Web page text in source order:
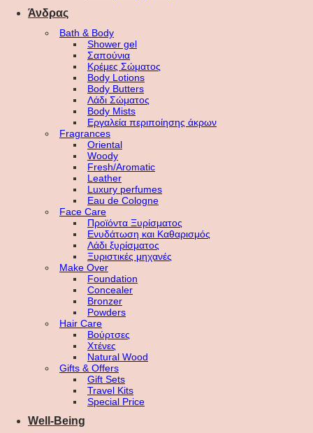
Άνδρας
Bath & Body
Shower gel
Σαπούνια
Κρέμες Σώματος
Body Lotions
Body Butters
Λάδι Σώματος
Body Mists
Εργαλεία περιποίησης άκρων
Fragrances
Oriental
Woody
Fresh/Aromatic
Leather
Luxury perfumes
Eau de Cologne
Face Care
Προϊόντα Ξυρίσματος
Ενυδάτωση και Καθαρισμός
Λάδι ξυρίσματος
Ξυριστικές μηχανές
Make Over
Foundation
Concealer
Bronzer
Powders
Hair Care
Βούρτσες
Χτένες
Natural Wood
Gifts & Offers
Gift Sets
Travel Kits
Special Price
Well-Being